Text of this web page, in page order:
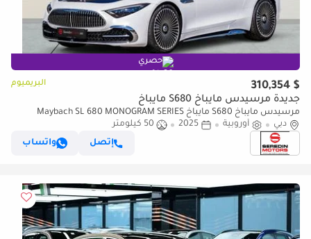
حصري
$ 310,354 البريميوم
جديدة مرسيدس مايباخ S680 مايباخ
مرسيدس مايباخ S680 مايباخ Maybach SL 680 MONOGRAM SERIES
دبي
أوروبية 2025
50 كيلومتر
إتصل
واتساب